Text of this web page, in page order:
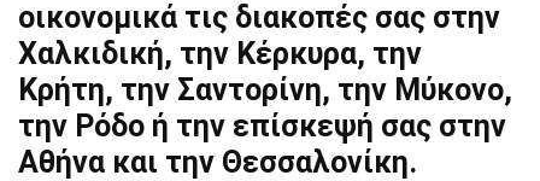
οικονομικά τις διακοπές σας στην
Χαλκιδική, την Κέρκυρα, την
Κρήτη, την Σαντορίνη, την Μύκονο,
την Ρόδο ή την επίσκεψή σας στην
Αθήνα και την Θεσσαλονίκη.